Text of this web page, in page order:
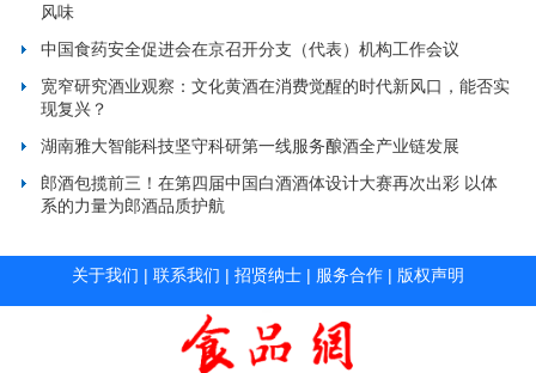
风味
中国食药安全促进会在京召开分支（代表）机构工作会议
宽窄研究酒业观察：文化黄酒在消费觉醒的时代新风口，能否实
现复兴？
湖南雅大智能科技坚守科研第一线服务酿酒全产业链发展
郎酒包揽前三！在第四届中国白酒酒体设计大赛再次出彩 以体
系的力量为郎酒品质护航
关于我们 | 联系我们 | 招贤纳士 | 服务合作 | 版权声明